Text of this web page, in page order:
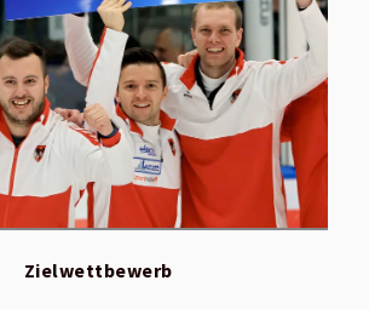
Zielwettbewerb